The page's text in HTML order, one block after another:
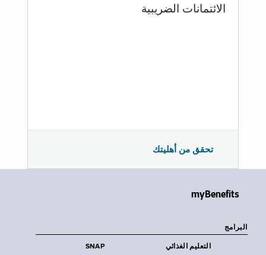
الائتمانات الضريبية
تحقق من أهليتك
myBenefits
البرامج
SNAP التعليم الغذائي